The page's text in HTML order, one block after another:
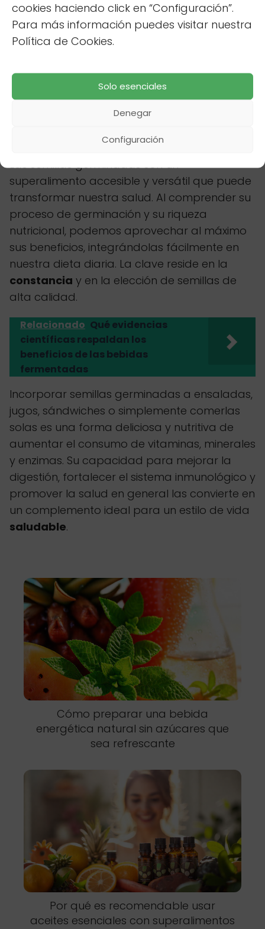
cookies haciendo click en “Configuración”.
Para más información puedes visitar nuestra
Política de Cookies.
Solo esenciales
Denegar
Configuración
por última vez y guardarlas en un recipiente
hermético en el refrigerador para prolongar
su frescura. Consumir las semillas
aprovechar al máximo su valor nutricional y
disfrutar de su deliciososabor
En resumen
Las semillas germinadas son un
superalimento accesible y versátil que puede
transformar nuestra salud. Al comprender su
proceso de germinación y su riqueza
nutricional, podemos aprovechar al máximo
sus beneficios, integrándolas fácilmente en
nuestra dieta diaria. La clave reside en la
constancia y en la elección de semillas de
alta calidad.
Relacionado Qué evidencias
científicas respaldan los
beneficios de las bebidas
fermentadas
Incorporar semillas germinadas a ensaladas,
jugos, sándwiches o simplemente comerlas
solas es una forma deliciosa y nutritiva de
aumentar el consumo de vitaminas, minerales
y enzimas. Su capacidad para mejorar la
digestión, fortalecer el sistema inmunológico y
promover la salud en general las convierte en
un complemento ideal para un estilo de vida
saludable.
Cómo preparar una bebida
energética natural sin azúcares que
sea refrescante
Por qué es recomendable usar
aceites esenciales con superalimentos